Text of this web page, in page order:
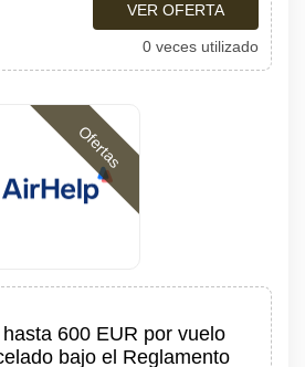
VER OFERTA
0 veces utilizado
Ofertas
600 EUR por vuelo
bajo el Reglamento